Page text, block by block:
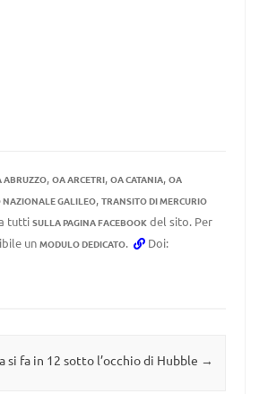
ABRUZZO, OA ARCETRI, OA CATANIA, OA
NAZIONALE GALILEO, TRANSITO DI MERCURIO
tutti SULLA PAGINA FACEBOOKdel sito. Per
un MODULO DEDICATO. Doi:
si fa in 12 sotto l’occhio di Hubble →